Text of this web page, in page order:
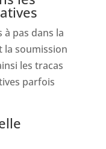
à pas dans la
la soumission
les tracas
parfois